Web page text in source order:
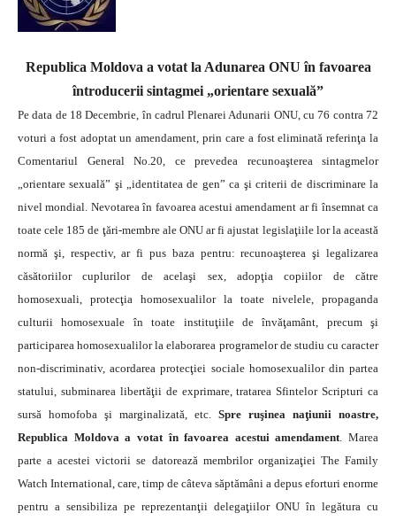
Republica Moldova a votat la Adunarea ONU în favoarea
întroducerii sintagmei „orientare sexuală”
Pe data de 18 Decembrie, în cadrul Plenarei Adunarii ONU, cu 76 contra 72
voturi a fost adoptat un amendament, prin care a fost eliminată referinţa la
Comentariul General No.20, ce prevedea recunoaşterea sintagmelor
„orientare sexuală” şi „identitatea de gen” ca şi criterii de discriminare la
nivel mondial. Nevotarea în favoarea acestui amendament ar fi însemnat ca
toate cele 185 de ţări-membre ale ONU ar fi ajustat legislaţiile lor la această
normă şi, respectiv, ar fi pus baza pentru: recunoaşterea şi legalizarea
căsătoriilor cuplurilor de acelaşi sex, adopţia copiilor de către
homosexuali, protecţia homosexualilor la toate nivelele, propaganda
culturii homosexuale în toate instituţiile de învăţamânt, precum şi
participarea homosexualilor la elaborarea programelor de studiu cu caracter
non-discriminativ, acordarea protecţiei sociale homosexualilor din partea
statului, subminarea libertăţii de exprimare, tratarea Sfintelor Scripturi ca
sursă homofoba şi marginalizată, etc. Spre ruşinea naţiunii noastre,
Republica Moldova a votat în favoarea acestui amendament. Marea
parte a acestei victorii se datorează membrilor organizaţiei The Family
Watch International, care, timp de câteva săptămâni a depus eforturi enorme
pentru a sensibiliza pe reprezentanţii delegaţiilor ONU în legătura cu